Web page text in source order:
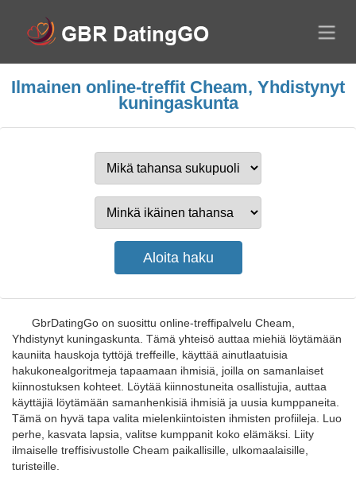
Ilmainen online-treffit Cheam, Yhdistynyt
kuningaskunta
GbrDatingGo on suosittu online-treffipalvelu Cheam,
Yhdistynyt kuningaskunta. Tämä yhteisö auttaa miehiä löytämään
kauniita hauskoja tyttöjä treffeille, käyttää ainutlaatuisia
hakukonealgoritmeja tapaamaan ihmisiä, joilla on samanlaiset
kiinnostuksen kohteet. Löytää kiinnostuneita osallistujia, auttaa
käyttäjiä löytämään samanhenkisiä ihmisiä ja uusia kumppaneita.
Tämä on hyvä tapa valita mielenkiintoisten ihmisten profiileja. Luo
perhe, kasvata lapsia, valitse kumppanit koko elämäksi. Liity
ilmaiselle treffisivustolle Cheam paikallisille, ulkomaalaisille,
turisteille.